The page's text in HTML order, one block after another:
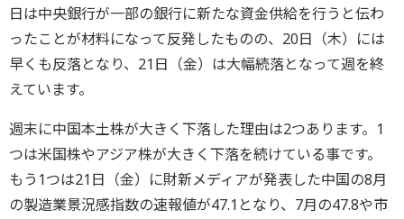
日は中央銀行が一部の銀行に新たな資金供給を行うと伝わ
ったことが材料になって反発したものの、20日（木）には
早くも反落となり、21日（金）は大幅続落となって週を終
えています。
週末に中国本土株が大きく下落した理由は2つあります。1
つは米国株やアジア株が大きく下落を続けている事です。
もう1つは21日（金）に財新メディアが発表した中国の8月
の製造業景況感指数の速報値が47.1となり、7月の47.8や市